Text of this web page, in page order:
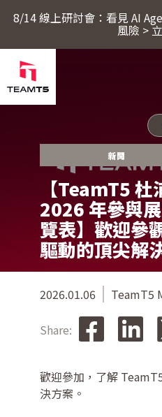
8/14 線上研討會：看見 AI
風險 >
產業方案
關於 TeamT5
新聞
【TeamT5
2026 年參與
覽表】歡迎參
驅動的頂尖解
2026.01.06 TeamT5
Share:
歡迎參加，了解
決方案。